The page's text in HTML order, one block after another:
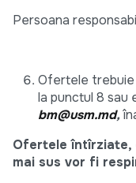
Persoana
Ofertele trebuie
la punctul 8 sau
bm@usm.md,
Ofertele întîrziate,
mai sus vor fi